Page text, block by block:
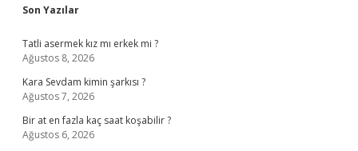
Sidebar
Son Yazılar
Tatli asermek kız mı erkek mi ?
Ağustos 8, 2026
Kara Sevdam kimin şarkısı ?
Ağustos 7, 2026
Bir at en fazla kaç saat koşabilir ?
Ağustos 6, 2026